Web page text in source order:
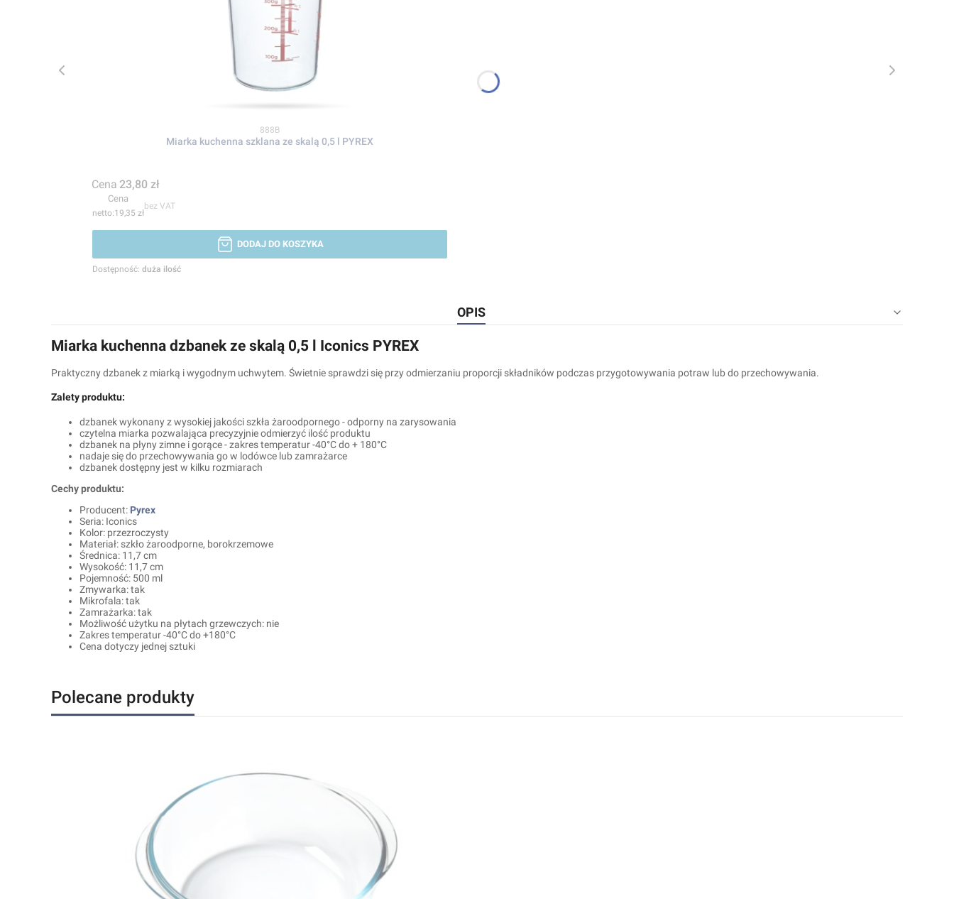
Kod produktu
888B
Miarka kuchenna szklana ze skalą 0,5 l PYREX
Cena 23,80 zł
Cena
19,35 zł
bez VAT
DODAJ DO KOSZYKA
Dostępność: duża ilość
OPIS
Miarka kuchenna dzbanek ze skalą 0,5 l Iconics PYREX
Praktyczny dzbanek z miarką i wygodnym uchwytem. Świetnie sprawdzi się przy odmierzaniu proporcji składników podczas przygotowywania potraw lub do przechowywania.
Zalety produktu:
dzbanek wykonany z wysokiej jakości szkła żaroodpornego - odporny na zarysowania
czytelna miarka pozwalająca precyzyjnie odmierzyć ilość produktu
dzbanek na płyny zimne i gorące - zakres temperatur -40°C do + 180°C
nadaje się do przechowywania go w lodówce lub zamrażarce
dzbanek dostępny jest w kilku rozmiarach
Cechy produktu:
Producent: Pyrex
Seria: Iconics
Kolor: przezroczysty
Materiał: szkło żaroodporne, borokrzemowe
Średnica: 11,7 cm
Wysokość: 11,7 cm
Pojemność: 500 ml
Zmywarka: tak
Mikrofala: tak
Zamrażarka: tak
Możliwość użytku na płytach grzewczych: nie
Zakres temperatur -40°C do +180°C
Cena dotyczy jednej sztuki
Polecane produkty